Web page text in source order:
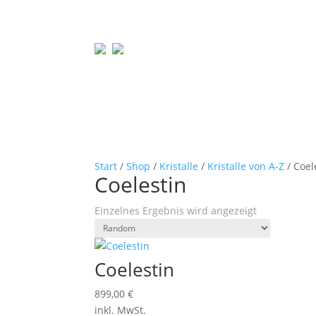
Start /Shop / Kristalle / Kristalle von A-Z /
Coelestin
Einzelnes Ergebnis wird angezeigt
Coelestin
899,00€
inkl. MwSt.